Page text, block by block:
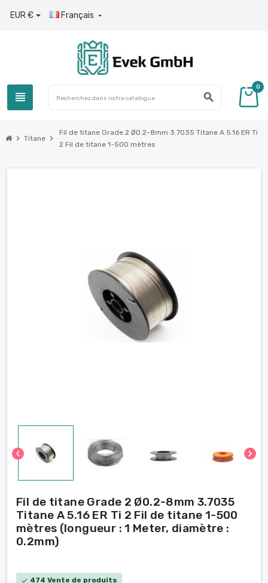
EUR € Français 
view_headline search
0
chevron_right Titane chevron_right
Fil de titane Grade 2 Ø0.2-8mm 3.7035 Titane A 5.16 ER Ti
2 Fil de titane 1-500 mètres
chevron_left chevron_right
Fil de titane Grade 2 Ø0.2-8mm 3.7035
Titane A 5.16 ER Ti 2 Fil de titane 1-500
mètres (longueur : 1 Meter, diamètre :
0.2mm)
check 474 Vente de produits